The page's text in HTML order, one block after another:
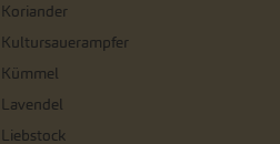
Koriander
Kultursauerampfer
Kümmel
Lavendel
Liebstock